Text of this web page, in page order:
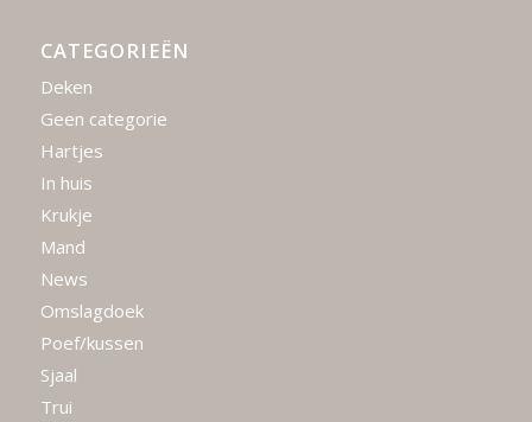
CATEGORIEËN
Deken
Geen categorie
Hartjes
In huis
Krukje
Mand
News
Omslagdoek
Poef/kussen
Sjaal
Trui